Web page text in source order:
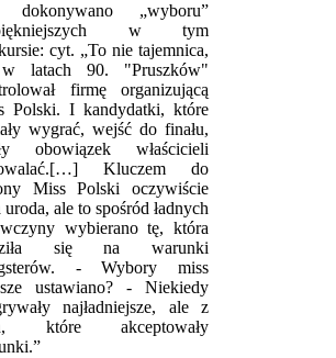
dokonywano „wyboru”
w tym
cyt. „To nie tajemnica,
latach 90. "Pruszków"
firmę organizującą
Polski. I kandydatki, które
wygrać, wejść do finału,
obowiązek właścicieli
Kluczem do
Miss Polski oczywiście
uroda, ale to spośród ładnych
wybierano tę, która
się na warunki
- Wybory miss
ustawiano? - Niekiedy
najładniejsze, ale z
które akceptowały